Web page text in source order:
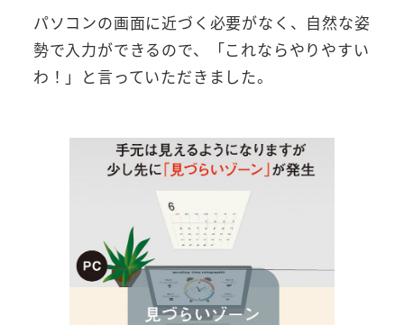
パソコンの画面に近づく必要がなく、自然な姿
勢で入力ができるので、「これならやりやすい
わ！」と言っていただきました。